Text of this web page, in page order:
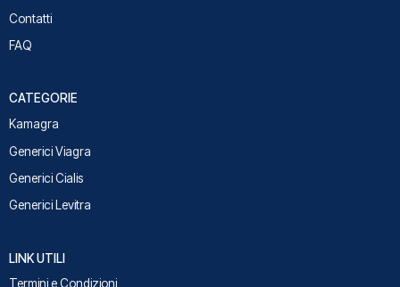
Contatti
FAQ
CATEGORIE
Kamagra
Generici Viagra
Generici Cialis
Generici Levitra
LINK UTILI
Termini e Condizioni